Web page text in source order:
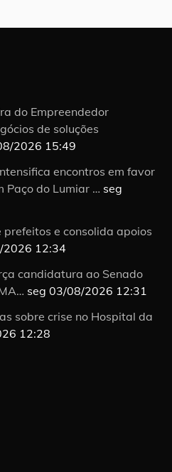
do Empreendedor
de soluções
2026 15:49
encontros em favor
Paço do Lumiar … seg
e consolida apoios
2026 12:34
candidatura ao Senado
seg 03/08/2026 12:31
sobre crise no Hospital da
12:28